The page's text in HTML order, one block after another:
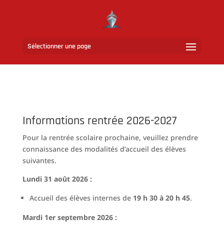
Sélectionner une page
Informations rentrée 2026-2027
Pour la rentrée scolaire prochaine, veuillez prendre
connaissance des modalités d’accueil des élèves
suivantes.
Lundi 31 août 2026 :
Accueil des élèves internes de 19 h 30 à 20 h 45.
Mardi 1er septembre 2026 :